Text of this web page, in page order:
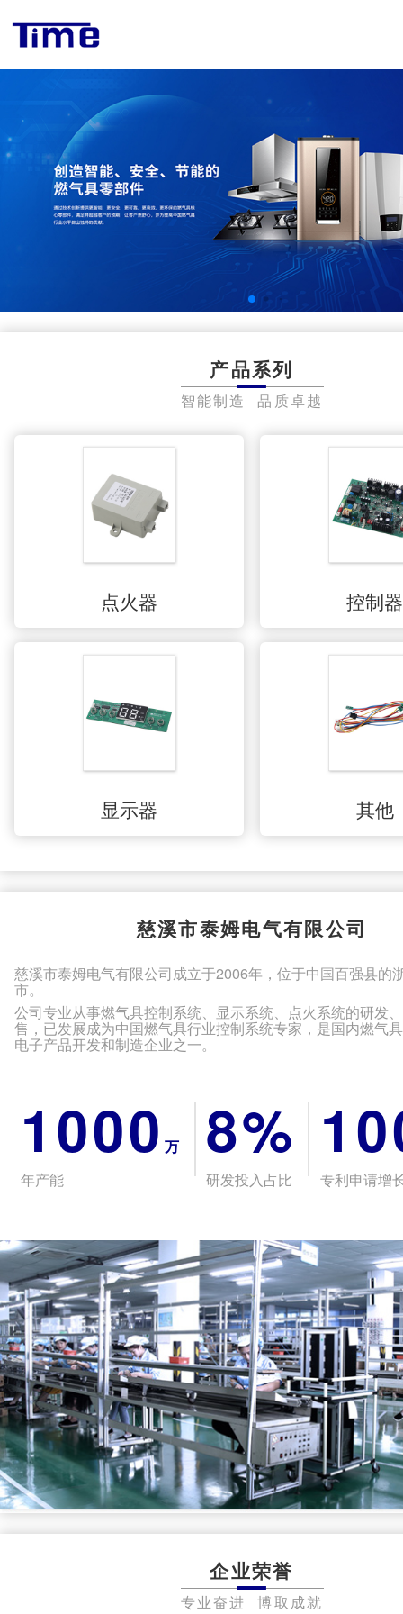
产品系列
智能制造 品质卓越
点火器 控制器
显示器 其他
慈溪市泰姆电气有限公司
慈溪市泰姆电气有限公司成立于2006年，位于中国百强县的
市。
公司专业从事燃气具控制系统、显示系统、点火系统的研发
售，已发展成为中国燃气具行业控制系统专家，是国内燃气
电子产品开发和制造企业之一。
1000 万
年产能
8%
研发投入占比 专利申请增
企业荣誉
专业奋进 博取成就